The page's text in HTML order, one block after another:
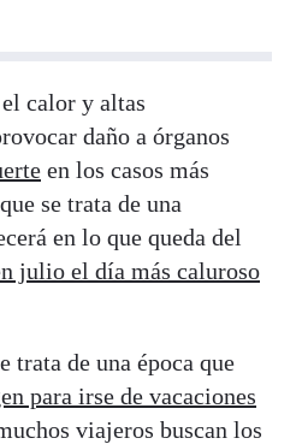
calor y altas
daño a órganos
en los casos más
se trata de una
en lo que queda del
julio el día más caluroso
trata de una época que
para irse de vacaciones
viajeros buscan los